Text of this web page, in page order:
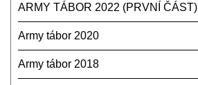
ARMY TÁBOR 2022 (PRVNÍ ČÁST)
Army tábor 2020
Army tábor 2018